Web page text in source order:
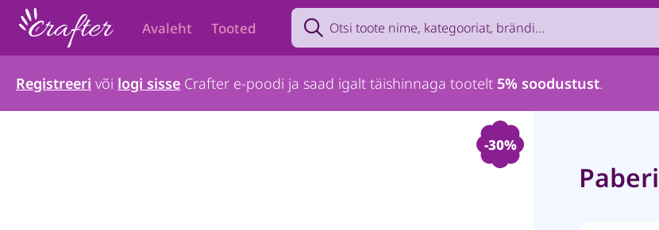
Avaleht Tooted
Search product by name, brand, category...
Registreeri või logi sisse Crafter e-poodi ja saad igalt täishinnaga tootelt 5% soodustust.
-30%